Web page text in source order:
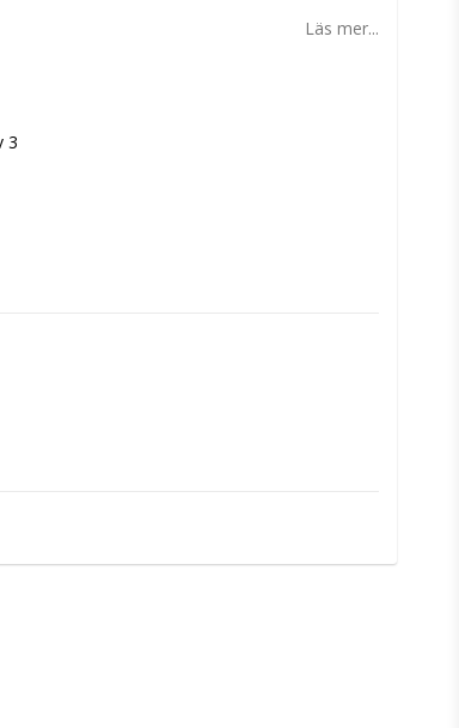
Läs mer...
3